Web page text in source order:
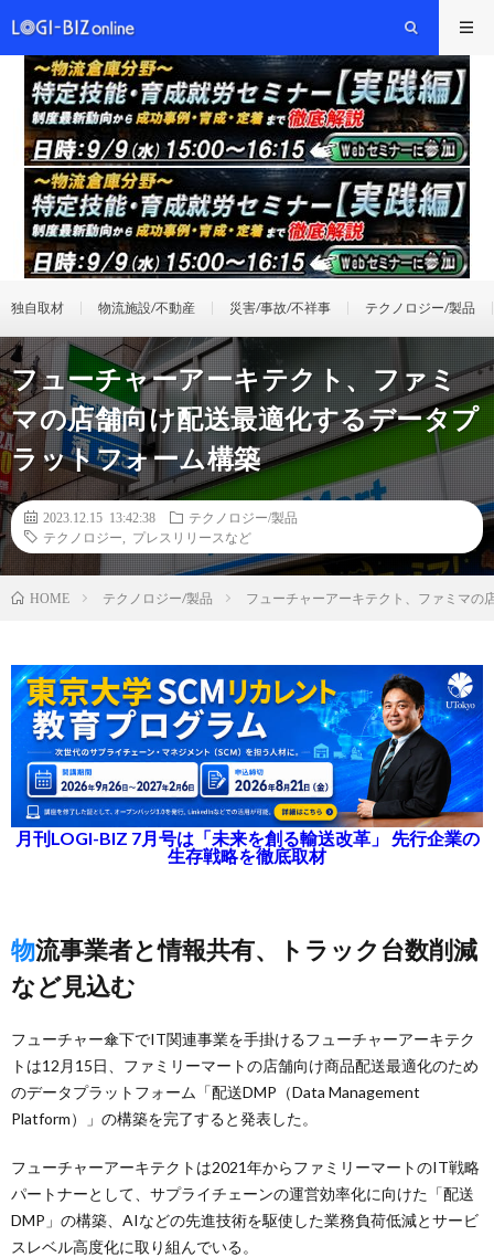
独自取材 物流施設/不動産 災害/事故/不祥事 テクノロジー/製品
フューチャーアーキテクト、ファミ
マの店舗向け配送最適化するデータプ
ラットフォーム構築
2023.12.15 13:42:38
テクノロジー/製品
テクノロジー
プレスリリースなど
HOME テクノロジー/製品 フューチャーアーキテクト、ファミマの
月刊LOGI-BIZ 7月号は「未来を創る輸送改革」 先行企業の
生存戦略を徹底取材
物流事業者と情報共有、トラック台数削減
など見込む
フューチャー傘下でIT関連事業を手掛けるフューチャーアーキテク
トは12月15日、ファミリーマートの店舗向け商品配送最適化のため
のデータプラットフォーム「配送DMP（Data Management
Platform）」の構築を完了すると発表した。
フューチャーアーキテクトは2021年からファミリーマートのIT戦略
パートナーとして、サプライチェーンの運営効率化に向けた「配送
DMP」の構築、AIなどの先進技術を駆使した業務負荷低減とサービ
スレベル高度化に取り組んでいる。